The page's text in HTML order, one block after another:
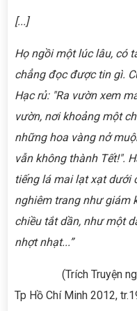
[...]
Họ ngồi một lúc lâu, có
chẳng đọc được tin gì.
Hạc rủ: "Ra vườn xem
vườn, nơi khoảng một
những hoa vàng nở
vẫn không thành Tết!".
tiếng lá mai lạt xạt dưới
nghiêm trang như giám
chiều tắt dần, như một
nhợt nhạt...”
(Trích Truyện ngắn
Tp Hồ Chí Minh 2012,